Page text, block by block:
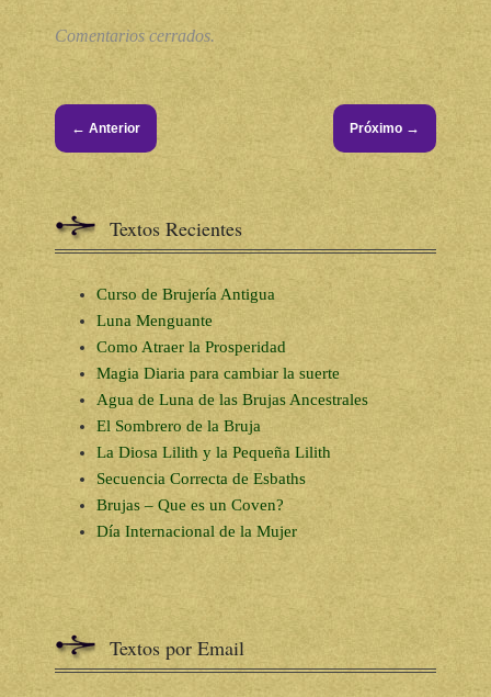
Comentarios cerrados.
← Anterior Próximo →
Textos Recientes
Curso de Brujería Antigua
Luna Menguante
Como Atraer la Prosperidad
Magia Diaria para cambiar la suerte
Agua de Luna de las Brujas Ancestrales
El Sombrero de la Bruja
La Diosa Lilith y la Pequeña Lilith
Secuencia Correcta de Esbaths
Brujas – Que es un Coven?
Día Internacional de la Mujer
Textos por Email